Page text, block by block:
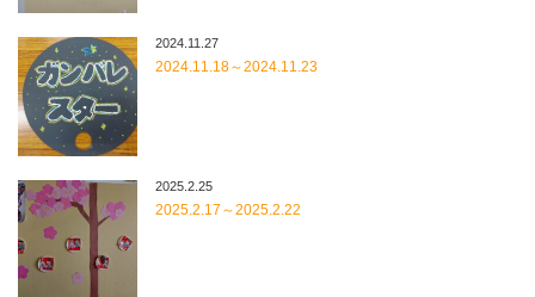
2024.11.27
2024.11.18～2024.11.23
2025.2.25
2025.2.17～2025.2.22